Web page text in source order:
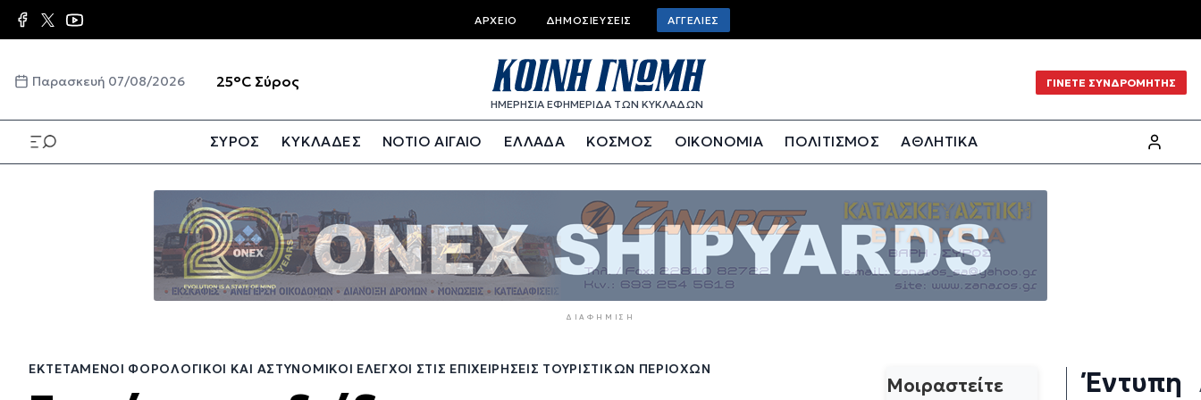
Παράκαμψη
προς
κυρίως
Top
bar
menu
ΑΡΧΕΊΟ ΔΗΜΟΣΙΕΎΣΕΙΣ ΑΓΓΕΛΊΕΣ
Παρασκευή 07/08/2026 25°C Σύρος
ΗΜΕΡΗΣΙΑ ΕΦΗΜΕΡΙΔΑ ΤΩΝ ΚΥΚΛΑΔΩΝ
ΓΙΝΕΤΕ ΣΥΝΔΡΟΜΗΤΗΣ
ΣΥΡΟΣ ΚΥΚΛΑΔΕΣ ΝΟΤΙΟ ΑΙΓΑΙΟ ΕΛΛΑΔΑ ΚΟΣΜΟΣ ΟΙΚΟΝΟΜΙΑ ΠΟΛΙΤΙΣΜΟΣ
ΑΘΛΗΤΙΚΑ
ΔΙΑΦΉΜΙΣΗ
ΕΚΤΕΤΑΜΈΝΟΙ ΦΟΡΟΛΟΓΙΚΟΊ ΚΑΙ ΑΣΤΥΝΟΜΙΚΟΊ ΈΛΕΓΧΟΙ ΣΤΙΣ ΕΠΙΧΕΙΡΉΣΕΙΣ ΤΟΥΡΙΣΤΙΚΏΝ ΠΕΡΙΟΧΏΝ
Μοιραστείτε
Έντυπη